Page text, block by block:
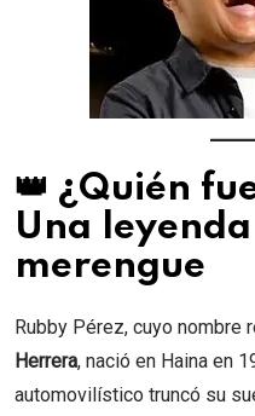
👑 ¿Quién
Una
merengue
Rubby Pérez, cuyo nombre
Herrera, nació en Haina en
automovilístico truncó su